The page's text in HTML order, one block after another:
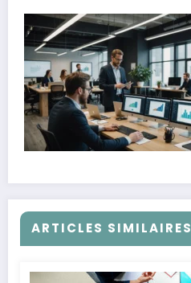
ARTICLES SIMILAIRES